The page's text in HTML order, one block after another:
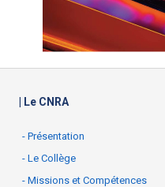
| Le CNRA
- Présentation
- Le Collège
- Missions et Compétences